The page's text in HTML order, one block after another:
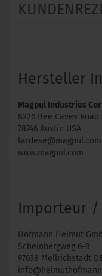
Hersteller
Magpul Industries
8226 Bee Caves Road
78746 Austin USA
tardese@magpul.com
www.magpul.com
Importeur /
Hofmann Helmut
Scheinbergweg 6-8
97638 Mellrichstadt